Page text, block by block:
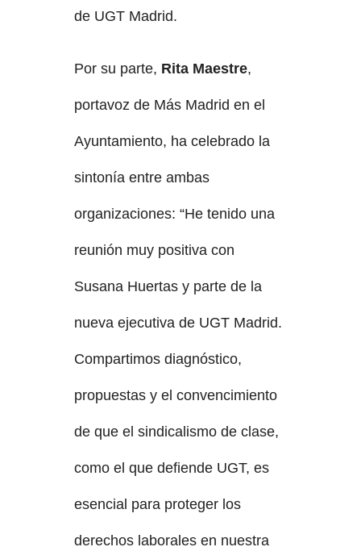
de UGT Madrid.
Por su parte, Rita Maestre,
portavoz de Más Madrid en el
Ayuntamiento, ha celebrado la
sintonía entre ambas
organizaciones: “He tenido una
reunión muy positiva con
Susana Huertas y parte de la
nueva ejecutiva de UGT Madrid.
Compartimos diagnóstico,
propuestas y el convencimiento
de que el sindicalismo de clase,
como el que defiende UGT, es
esencial para proteger los
derechos laborales en nuestra